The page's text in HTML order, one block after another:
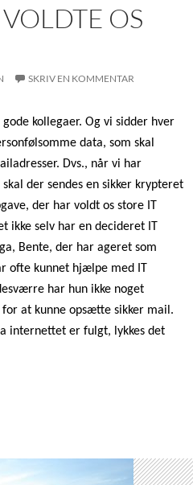
OS
SKRIV EN KOMMENTAR
kollegaer. Og vi sidder hver
data, som skal
Dvs., når vi har
der sendes en sikker krypteret
der har voldt os store IT
ikke selv har en decideret IT
Bente, der har ageret som
ofte kunnet hjælpe med IT
har hun ikke noget
at kunne opsætte sikker mail.
internettet er fulgt, lykkes det
problemer